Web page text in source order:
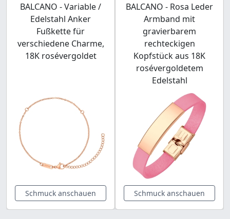
BALCANO - Variable /
Edelstahl Anker
Fußkette für
verschiedene Charme,
18K rosévergoldet
Schmuck anschauen
BALCANO - Rosa Leder
Armband mit
gravierbarem
rechteckigen
Kopfstück aus 18K
rosévergoldetem
Edelstahl
Schmuck anschauen